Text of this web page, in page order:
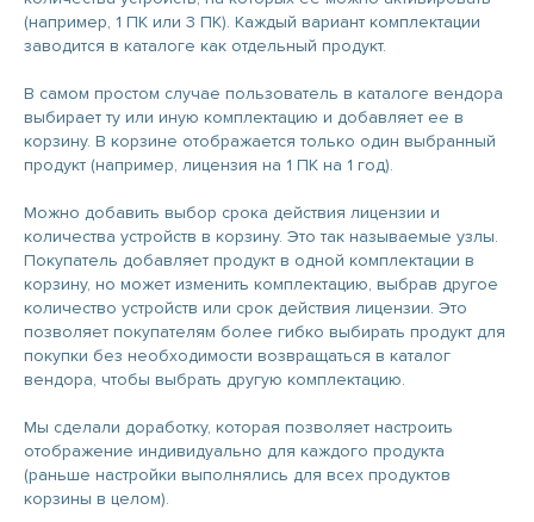
(например, 1 ПК или 3 ПК). Каждый вариант комплектации
заводится в каталоге как отдельный продукт.
В самом простом случае пользователь в каталоге вендора
выбирает ту или иную комплектацию и добавляет ее в
корзину. В корзине отображается только один выбранный
продукт (например, лицензия на 1 ПК на 1 год).
Можно добавить выбор срока действия лицензии и
количества устройств в корзину. Это так называемые узлы.
Покупатель добавляет продукт в одной комплектации в
корзину, но может изменить комплектацию, выбрав другое
количество устройств или срок действия лицензии. Это
позволяет покупателям более гибко выбирать продукт для
покупки без необходимости возвращаться в каталог
вендора, чтобы выбрать другую комплектацию.
Мы сделали доработку, которая позволяет настроить
отображение индивидуально для каждого продукта
(раньше настройки выполнялись для всех продуктов
корзины в целом).